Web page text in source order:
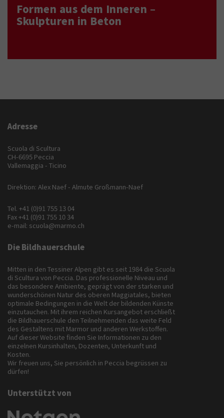
Formen aus dem Inneren –
Skulpturen in Beton
Adresse
Scuola di Scultura
CH-6695 Peccia
Vallemaggia - Ticino
Direktion: Alex Naef - Almute Großmann-Naef
Tel. +41 (0)91 755 13 04
Fax +41 (0)91 755 10 34
e-mail: scuola@marmo.ch
Die Bildhauerschule
Mitten in den Tessiner Alpen gibt es seit 1984 die Scuola
di Scultura von Peccia. Das professionelle Niveau und
das besondere Ambiente, geprägt von der starken und
wunderschönen Natur des oberen Maggiatales, bieten
optimale Bedingungen in die Welt der bildenden Künste
einzutauchen. Mit ihrem reichen Kursangebot erschließt
die Bildhauerschule den Teilnehmenden das weite Feld
des Gestaltens mit Marmor und anderen Werkstoffen.
Auf dieser Website finden Sie Informationen zu den
einzelnen Kursinhalten, Dozenten, Unterkunft und
Kosten.
Wir freuen uns, Sie persönlich in Peccia begrüssen zu
dürfen!
Unterstützt von